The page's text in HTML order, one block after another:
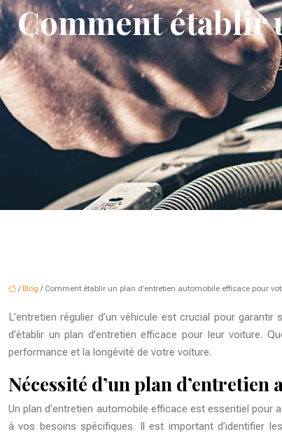
Comment établir
/ Blog / Comment établir un plan d’entretien automobile efficace pour
L’entretien régulier d’un véhicule est crucial pour
d’établir un plan d’entretien efficace pour leur voiture.
performance et la longévité de votre voiture.
Nécessité d’un plan
Un plan d’entretien automobile efficace est essentiel pour
à vos besoins spécifiques. Il est important d’identifier